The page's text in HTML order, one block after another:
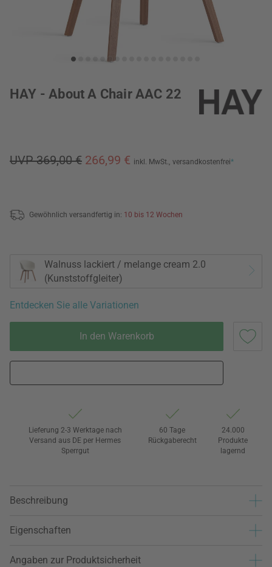
HAY - About A Chair AAC 22
UVP 369,00 € 266,99 € inkl. MwSt., versandkostenfrei*
Gewöhnlich versandfertig in: 10 bis 12 Wochen
Walnuss lackiert / melange cream 2.0
(Kunststoffgleiter)
Entdecken Sie alle Variationen
In den Warenkorb
Lieferung 2-3 Werktage nach
Versand aus DE per Hermes
Sperrgut
60 Tage
Rückgaberecht
24.000
Produkte
lagernd
Beschreibung
Eigenschaften
Angaben zur Produktsicherheit